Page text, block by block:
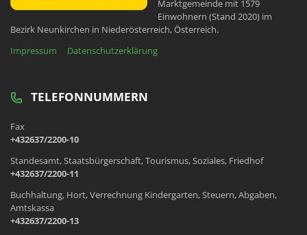
Marktgemeinde mit 1579
Einwohnern (Stand 2020) im
Bezirk Neunkirchen in Niederösterreich, Österreich.
Impressum
Datenschutzerklärung
TELEFONNUMMERN
Fax
+432637/2200-10
Standesamt, Staatsbürgerschaft, Tourismus, Soziales, Friedhof
+432637/2200-11
Buchhaltung, Hort, Verrechnung Kindergarten, Steuern, Abgaben,
Amtskassa
+432637/2200-13